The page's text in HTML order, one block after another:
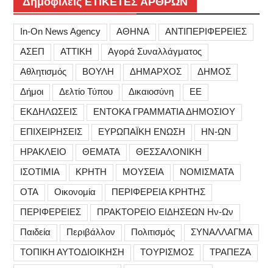
In-On News Agency ΑΘΗΝΑ
ΑΝΤΙΠΕΡΙΦΕΡΕΙΕΣ
ΑΣΕΠ
ΑΤΤΙΚΗ
Αγορά Συναλλάγματος
Αθλητισμός
ΒΟΥΛΗ ΔΗΜΑΡΧΟΣ
ΔΗΜΟΣ
Δήμοι
Δελτίο Τύπου Δικαιοσύνη
ΕΕ
ΕΚΔΗΛΩΣΕΙΣ
ΕΝΤΟΚΑ ΓΡΑΜΜΑΤΙΑ ΔΗΜΟΣΙΟΥ
ΕΠΙΧΕΙΡΗΣΕΙΣ
ΕΥΡΩΠΑΪΚΗ ΕΝΩΣΗ
ΗΝ-ΩΝ
ΗΡΑΚΛΕΙΟ
ΘΕΜΑΤΑ
ΘΕΣΣΑΛΟΝΙΚΗ
ΙΣΟΤΙΜΙΑ
ΚΡΗΤΗ ΜΟΥΣΕΙΑ
ΝΟΜΙΣΜΑΤΑ
ΟΤΑ
Οικονομία
ΠΕΡΙΦΕΡΕΙΑ ΚΡΗΤΗΣ
ΠΕΡΙΦΕΡΕΙΕΣ
ΠΡΑΚΤΟΡΕΙΟ ΕΙΔΗΣΕΩΝ Ην-Ων
Παιδεία
Περιβάλλον Πολιτισμός
ΣΥΝΑΛΛΑΓΜΑ
ΤΟΠΙΚΗ ΑΥΤΟΔΙΟΙΚΗΣΗ
ΤΟΥΡΙΣΜΟΣ
ΤΡΑΠΕΖΑ